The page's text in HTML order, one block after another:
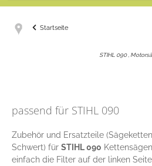
Startseite
STIHL 090 ,
passend für STIHL 090
Zubehör und Ersatzteile
Schwert) für STIHL 090
einfach die Filter auf der linken